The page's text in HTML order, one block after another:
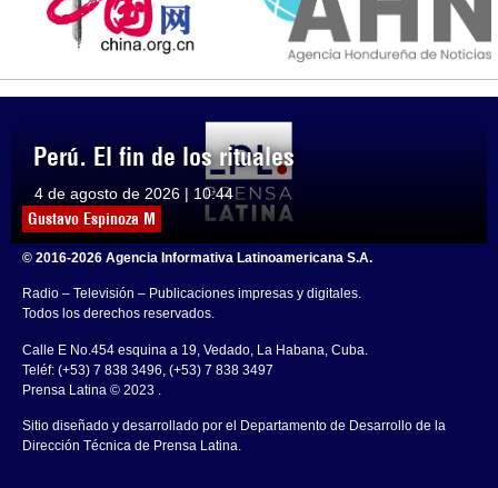
Perú. El fin de los rituales
4 de agosto de 2026 | 10:44
Gustavo Espinoza M
© 2016-2026 Agencia Informativa Latinoamericana S.A.
Radio – Televisión – Publicaciones impresas y digitales.
Todos los derechos reservados.
Calle E No.454 esquina a 19, Vedado, La Habana, Cuba.
Teléf: (+53) 7 838 3496, (+53) 7 838 3497
Prensa Latina © 2023 .
Sitio diseñado y desarrollado por el Departamento de Desarrollo de la
Dirección Técnica de Prensa Latina.